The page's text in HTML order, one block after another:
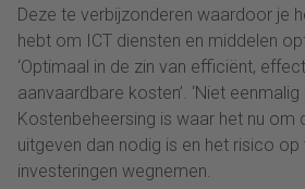
Deze te verbijzonderen waardoor je
hebt om ICT diensten en middelen
‘Optimaal in de zin van efficiënt,
aanvaardbare kosten’. ‘Niet
Kostenbeheersing is waar het nu om
uitgeven dan nodig is en het risico op
investeringen wegnemen.